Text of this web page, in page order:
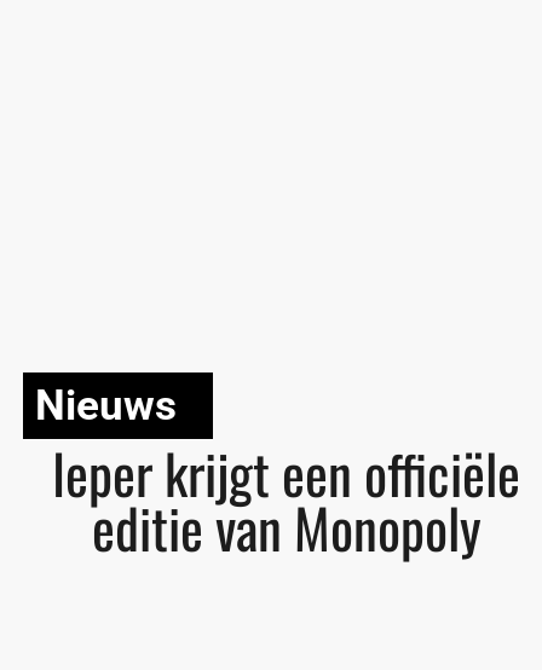
Nieuws
Ieper krijgt een officiële
editie van Monopoly